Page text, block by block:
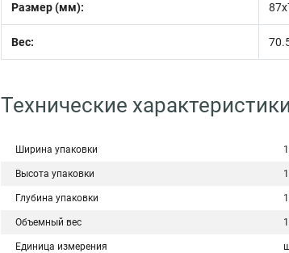
Размер (мм):
Вес:
Технические
Ширина упаковки
Высота упаковки
Глубина упаковки
Объемный вес
Единица измерения